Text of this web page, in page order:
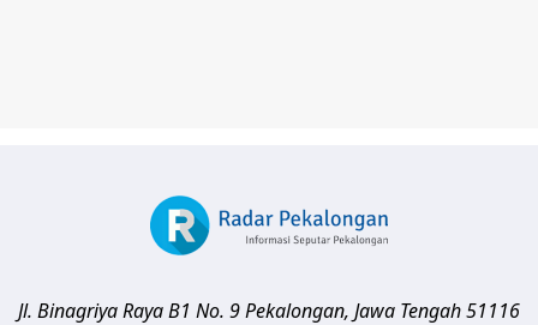
Jl. Binagriya Raya B1 No. 9Pekalongan, Jawa Tengah51116